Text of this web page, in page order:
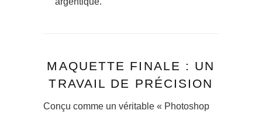
MAQUETTE FINALE : UN
TRAVAIL DE PRÉCISION
Conçu comme un véritable « Photoshop